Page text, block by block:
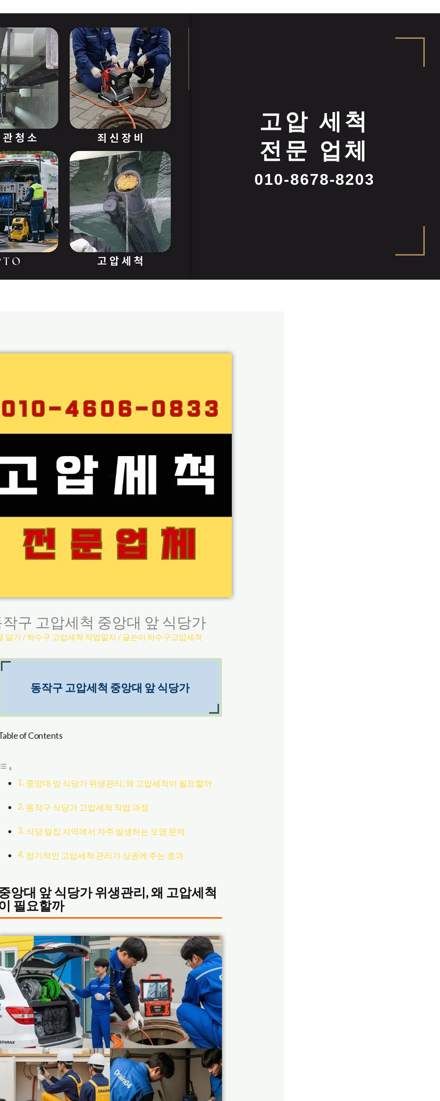
고압 세척
전문 업체
010-8678-8203
구 고압세척 중앙대 앞 식당가
달기 /하수구 고압세척 작업일지 / 글쓴이 하수구고압세척
동작구 고압세척 중앙대 앞 식당가
of Contents
중앙대 앞 식당가 위생관리, 왜 고압세척이 필요할까
동작구 식당가 고압세척 작업 과정
식당 밀집 지역에서 자주 발생하는 오염 문제
정기적인 고압세척 관리가 상권에 주는 효과
앙대 앞 식당가 위생관리, 왜 고압세척
필요할까